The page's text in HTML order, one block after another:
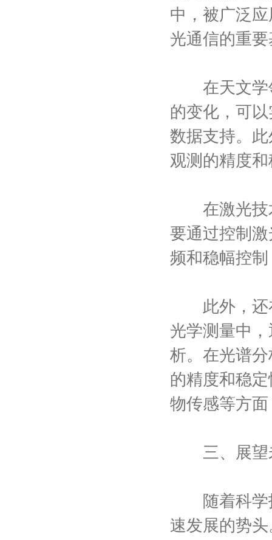
中，被广泛
光通信的重
在天文学领
的变化，可
数据支持。
观测的精度
在激光技术
要通过控制
频和稳幅控
此外，还在
光学测量中
析。在光谱
的精度和稳
物传感等方
三、展望
随着科学技
速发展的势